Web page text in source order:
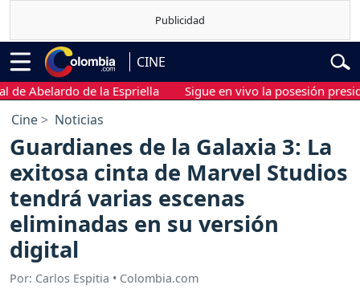
CINE
de la Espriella Sigue en vivo la posesión
Cine Noticias
Guardianes de la Galaxia 3: La
exitosa cinta de Marvel Studios
tendrá varias escenas
eliminadas en su versión
digital
Por: Carlos Espitia • Colombia.com